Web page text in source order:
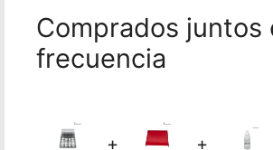
Comprados juntos
frecuencia
+ +